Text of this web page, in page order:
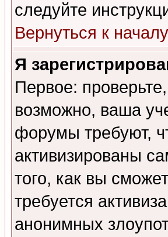
следуйте
Вернуться к началу
Я
Первое:
возможно, ваша
форумы требуют,
активизированы
того, как вы
требуется
анонимных